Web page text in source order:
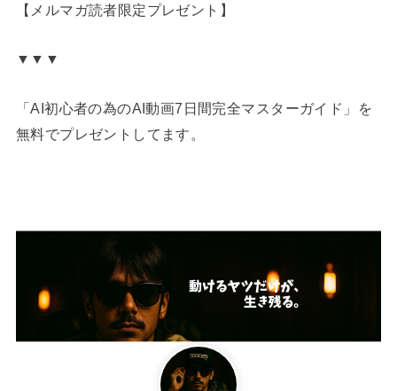
【メルマガ読者限定プレゼント】
▼▼▼
「AI初心者の為のAI動画7日間完全マスターガイド」を
無料でプレゼントしてます。